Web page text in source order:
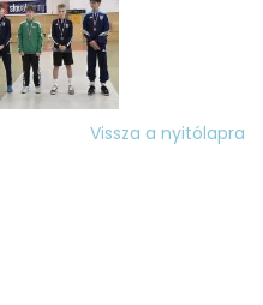
Vissza a nyitólapra